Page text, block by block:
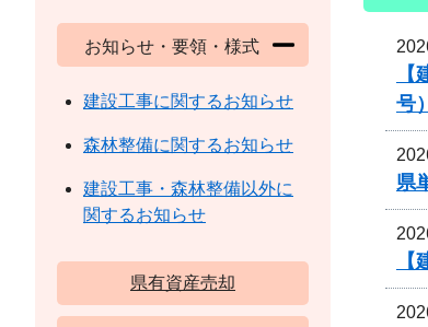
号
県
お知らせ・要領・様式
建設工事に関するお知らせ
森林整備に関するお知らせ
建設工事・森林整備以外に
関するお知らせ
県有資産売却